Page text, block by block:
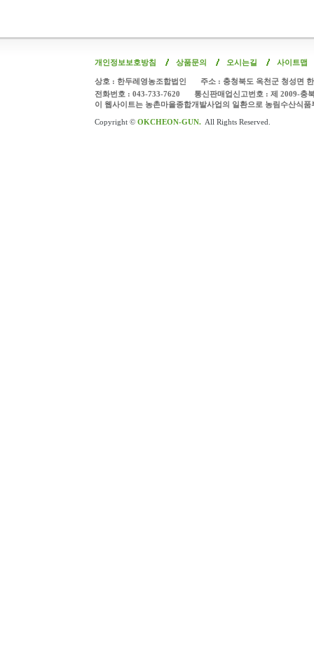
개인정보보호방침 상품문의 오시는길 사이트맵
상호 : 한두레영농조합법인
주소 : 충청북도 옥천군 청성면
전화번호 : 043-733-7620
통신판매업신고번호 : 제 2009-충
이 웹사이트는 농촌마을종합개발사업의 일환으로 농림수산식
Copyright © OKCHEON-GUN. All Rights Reserved.